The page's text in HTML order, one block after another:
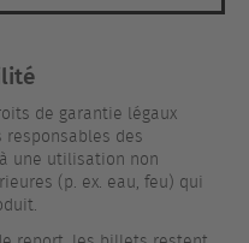
de garantie légaux
responsables des
une utilisation non
(p. ex. eau, feu) qui